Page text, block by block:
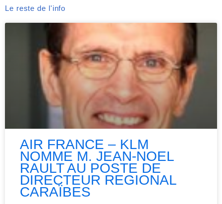
Le reste de l'info
AIR FRANCE – KLM
NOMME M. JEAN-NOEL
RAULT AU POSTE DE
DIRECTEUR REGIONAL
CARAÏBES